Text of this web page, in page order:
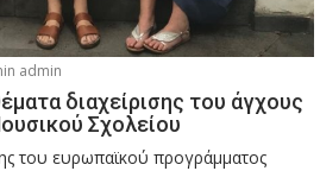
admin
διαχείρισης του άγχους
Σχολείου
του ευρωπαϊκού προγράμματος